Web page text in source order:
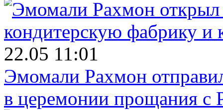
22.05 11:01
Эмомали Рахмон
в церемонии прощания с